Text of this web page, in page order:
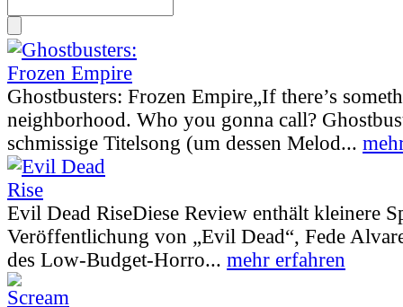
Ghostbusters: Frozen Empire„If there’s
neighborhood. Who you gonna call?
schmissige Titelsong (um dessen Melod...
Evil Dead RiseDiese Review enthält kleinere
Veröffentlichung von „Evil Dead“, Fede
des Low-Budget-Horro... mehr erfahren